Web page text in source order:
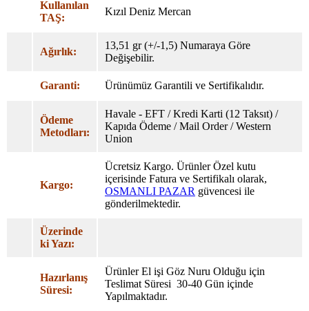
Kullanılan
TAŞ:
Kızıl Deniz Mercan
Ağırlık:
13,51 gr (+/-1,5) Numaraya Göre
Değişebilir.
Garanti: Ürünümüz Garantili ve Sertifikalıdır.
Ödeme
Metodları:
Havale - EFT / Kredi Karti (12 Taksıt) /
Kapıda Ödeme / Mail Order / Western
Union
Kargo:
Ücretsiz Kargo. Ürünler Özel kutu
içerisinde Fatura ve Sertifikalı olarak,
OSMANLI PAZAR güvencesi ile
gönderilmektedir.
Üzerinde
ki Yazı:
Hazırlanış
Süresi:
Ürünler El işi Göz Nuru Olduğu için
Teslimat Süresi 30-40 Gün içinde
Yapılmaktadır.